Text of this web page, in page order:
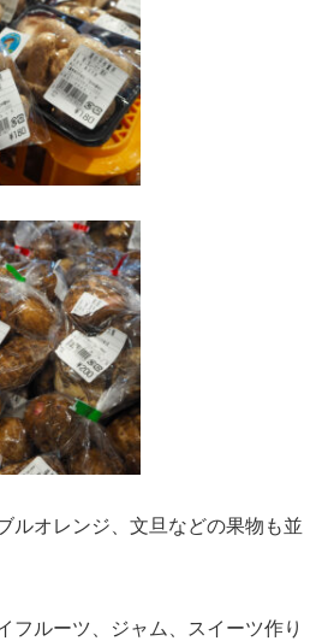
ルオレンジ、文旦などの果物も並
フルーツ、ジャム、スイーツ作り